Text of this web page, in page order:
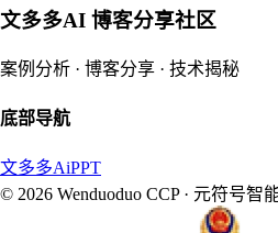
文多多AI 博客分享社区
案例分析 · 博客分享 · 技术揭秘
底部导航
文多多AiPPT
© 2026 Wenduoduo CCP · 元符号智